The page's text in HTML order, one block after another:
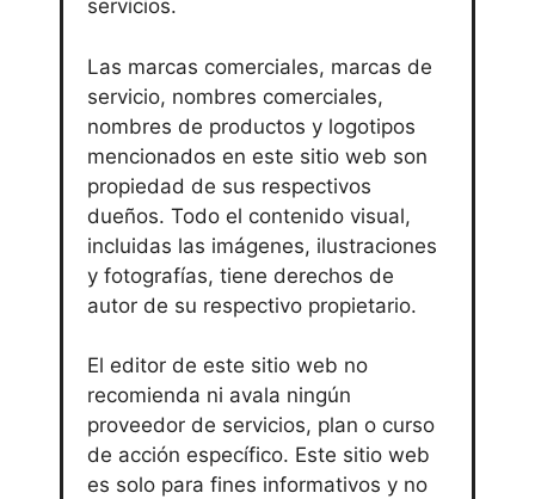
servicios.
Las marcas comerciales, marcas de
servicio, nombres comerciales,
nombres de productos y logotipos
mencionados en este sitio web son
propiedad de sus respectivos
dueños. Todo el contenido visual,
incluidas las imágenes, ilustraciones
y fotografías, tiene derechos de
autor de su respectivo propietario.
El editor de este sitio web no
recomienda ni avala ningún
proveedor de servicios, plan o curso
de acción específico. Este sitio web
es solo para fines informativos y no